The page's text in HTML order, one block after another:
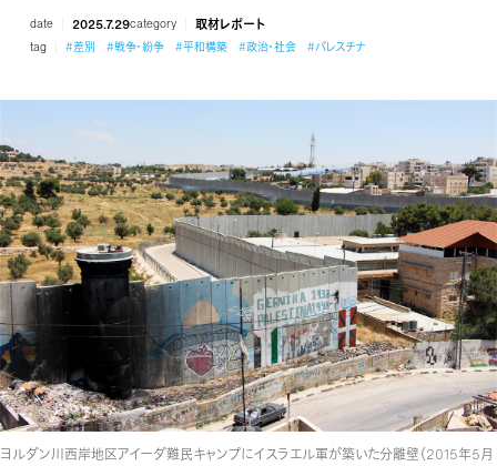
date 2025.7.29category 取材レポート
tag #差別 #戦争・紛争 #平和構築 #政治・社会 #パレスチナ
ヨルダン川西岸地区アイーダ難民キャンプにイスラエル軍が築いた分離壁（2015年5月